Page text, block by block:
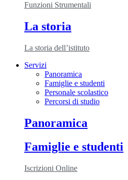
Funzioni Strumentali
La storia
La storia dell’istituto
Servizi
Panoramica
Famiglie e studenti
Personale scolastico
Percorsi di studio
Panoramica
Famiglie e studenti
Iscrizioni Online